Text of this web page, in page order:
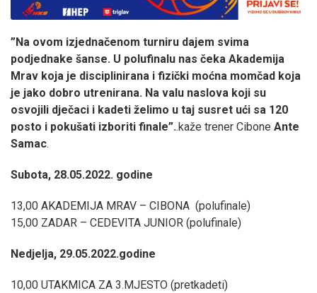
”Na ovom izjednačenom turniru dajem svima
podjednake šanse. U polufinalu nas čeka Akademija
Mrav koja je disciplinirana i fizički moćna momčad koja
je jako dobro utrenirana. Na valu naslova koji su
osvojili dječaci i kadeti želimo u taj susret ući sa 120
posto i pokušati izboriti finale”..kaže trener Cibone Ante
Samac.
Subota, 28.05.2022. godine
13,00 AKADEMIJA MRAV – CIBONA (polufinale)
15,00 ZADAR – CEDEVITA JUNIOR (polufinale)
Nedjelja, 29.05.2022.godine
10,00 UTAKMICA ZA 3.MJESTO (pretkadeti)